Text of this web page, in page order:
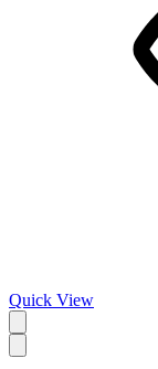
Quick View